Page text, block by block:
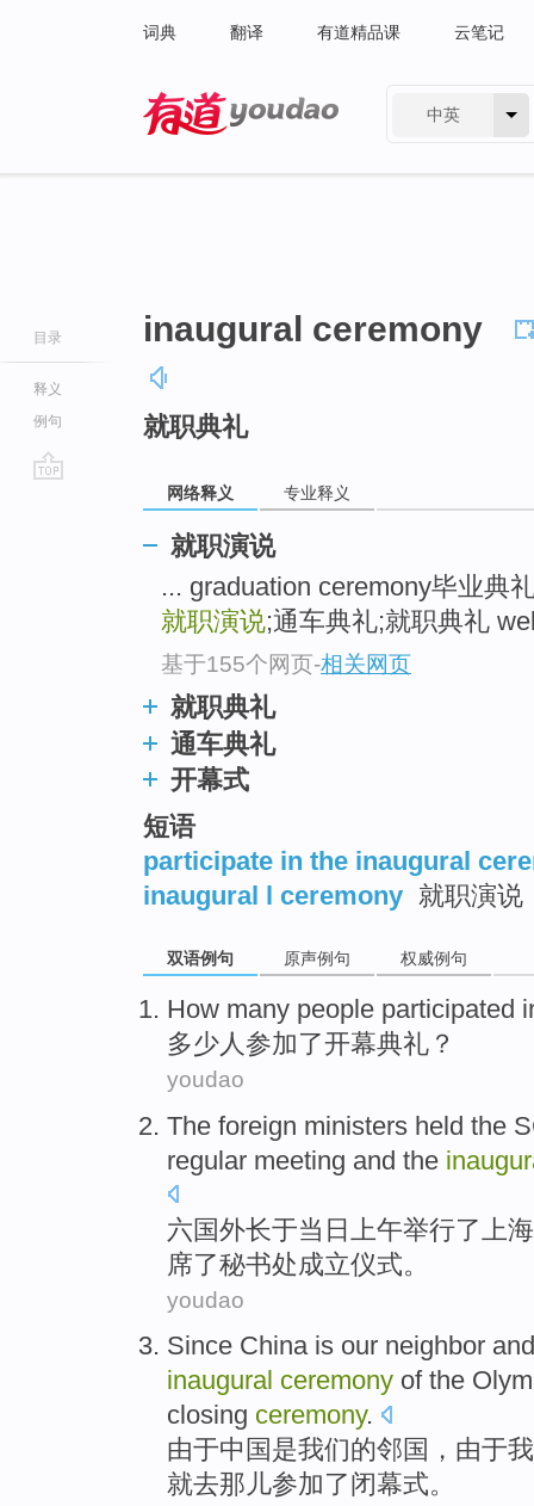
词典 翻译 有道精品课 云笔记
中英
目录
释义
例句
inaugural ceremony
就职典礼
网络释义 专业释义
就职演说
... graduation ceremony毕业典
就职演说;通车典礼;就职典礼
基于155个网页-相关网页
就职典礼
通车典礼
开幕式
短语
participate in the inaugural
inaugural l ceremony 就职演说
双语例句 原声例句 权威例句
How many people participated
多少 人 参加了开幕典礼 ？
youdao
The foreign ministers held the
regular meeting and the
六国外长于当日上午举行了 上
席了秘书处成立仪式。
youdao
Since China is our neighbor
inaugural ceremony of the
closing ceremony.
由于中国 是我们的邻国 ，由于
就去那儿参加了闭幕式。